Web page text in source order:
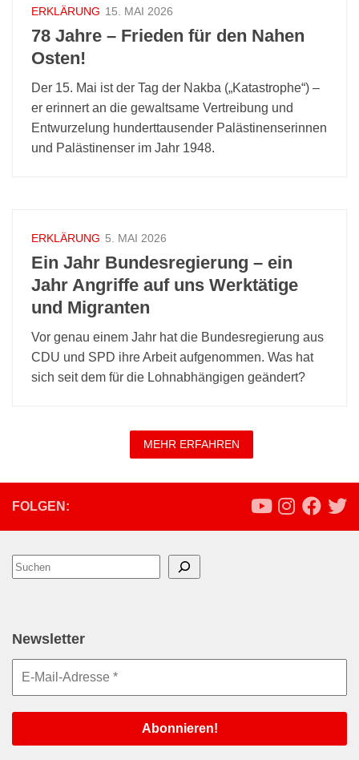
ERKLÄRUNG 15. MAI 2026
78 Jahre – Frieden für den Nahen
Osten!
Der 15. Mai ist der Tag der Nakba („Katastrophe“) –
er erinnert an die gewaltsame Vertreibung und
Entwurzelung hunderttausender Palästinenserinnen
und Palästinenser im Jahr 1948.
ERKLÄRUNG 5. MAI 2026
Ein Jahr Bundesregierung – ein
Jahr Angriffe auf uns Werktätige
und Migranten
Vor genau einem Jahr hat die Bundesregierung aus
CDU und SPD ihre Arbeit aufgenommen. Was hat
sich seit dem für die Lohnabhängigen geändert?
MEHR ERFAHREN
FOLGEN:
Suchen
Newsletter